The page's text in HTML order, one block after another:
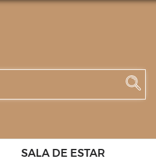
SALA DE ESTAR